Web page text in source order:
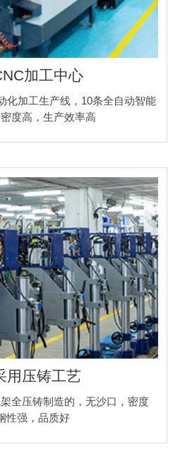
加工中心
化加工生产线，10条全自动智能
度高，生产效率高
用压铸工艺
全压铸制造的，无沙口，密度
性强，品质好